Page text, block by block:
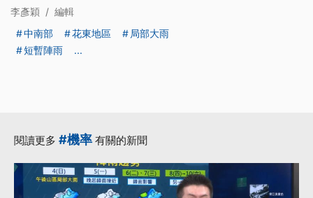
李彥穎 / 編輯
中南部
花東地區
局部大雨
短暫陣雨
...
閱讀更多 #機率 有關的新聞